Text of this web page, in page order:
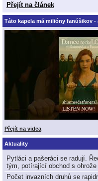
Přejít na článek
Táto kapela má milióny fanúšikov -
Přejít na videa
Aktuality
Pytláci a pašeráci se radují.
tým, potírající obchod s ohrože
Počet invazních druhů se